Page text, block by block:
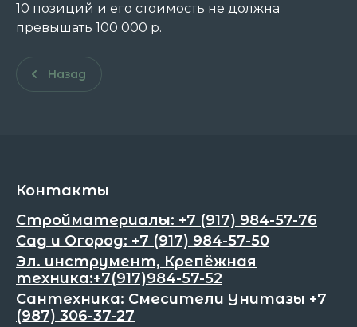
10 позиций и его стоимость не должна
превышать 100 000 р.
Назад
Контакты
Стройматериалы: +7 (917) 984-57-76
Сад и Огород: +7 (917) 984-57-50
Эл. инструмент, Крепёжная
техника:+7(917)984-57-52
Сантехника: Смесители Унитазы +7
(987) 306-37-27